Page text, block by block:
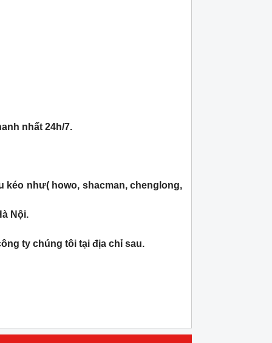
nhất 24h/7.
kéo như( howo, shacman, chenglong,
Nội.
ty chúng tôi tại địa chỉ sau.